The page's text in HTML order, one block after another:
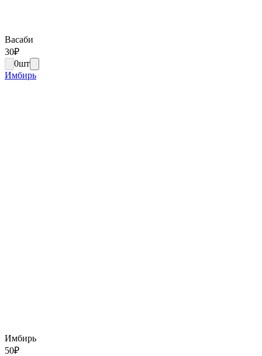
Васаби
30₽
0шт
Имбирь
Имбирь
50₽